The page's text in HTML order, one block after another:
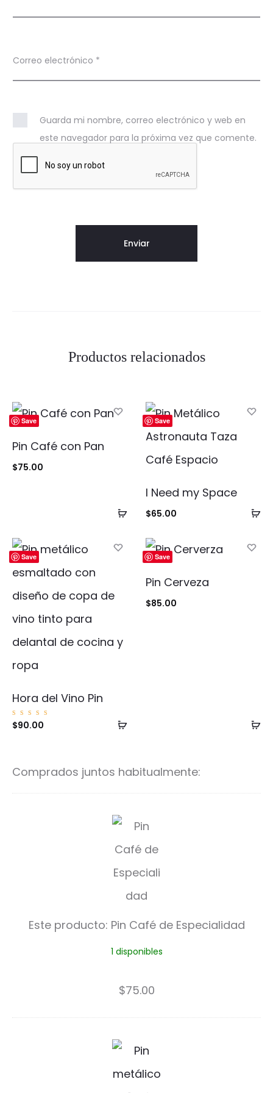
Correo electrónico *
Guarda mi nombre, correo electrónico y web en
este navegador para la próxima vez que comente.
Productos relacionados
Save
Añadir
carrito
Pin Café con Pan
$75.00
Save
I Need my Space
$65.00
Save
Añadir
Hora del Vino Pin
Valorad
o con
$90.00
Save
Pin Cerveza
$85.00
Comprados juntos habitualmente:
P
i
n
C
é
d
s
p
Este producto: Pin Café de Especialidad
1 disponibles
$75.00
P
i